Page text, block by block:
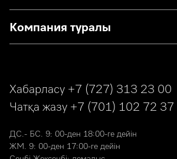
Компания туралы
Хабарласу +7 (727) 313 23 00
Чатқа жазу +7 (701) 102 72 37
ДС.- БС. 9: 00-ден 18:00-ге дейін
ЖМ. 9: 00-ден 17:00-ге дейін